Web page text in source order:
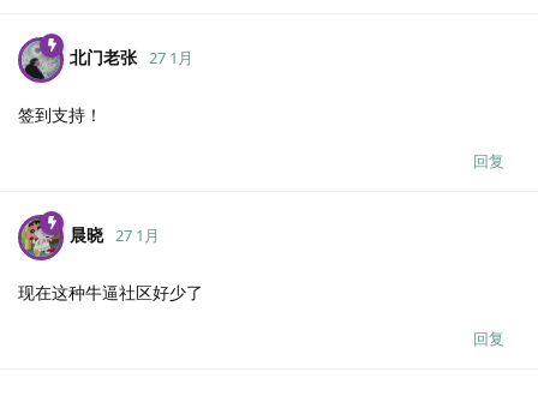
北门老张 27 1月
签到支持！
回复
晨晓 27 1月
现在这种牛逼社区好少了
回复